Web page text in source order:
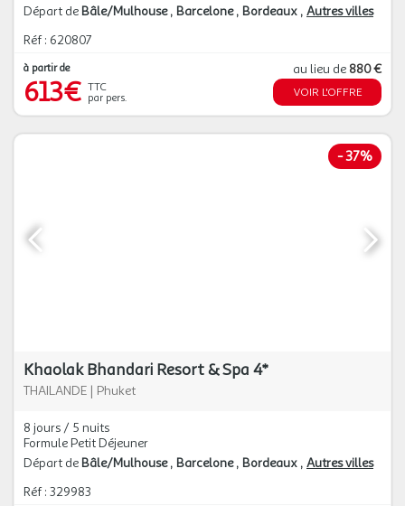
Départ de Bâle/Mulhouse Barcelone Bordeaux Autres villes
Réf : 620807
à partir de
613€ TTC
par pers.
au lieu de 880 €
VOIR L'OFFRE
-37%
Khaolak Bhandari Resort & Spa 4*
THAILANDE | Phuket
8 jours / 5 nuits
Formule Petit Déjeuner
Départ de Bâle/Mulhouse Barcelone Bordeaux Autres villes
Réf : 329983